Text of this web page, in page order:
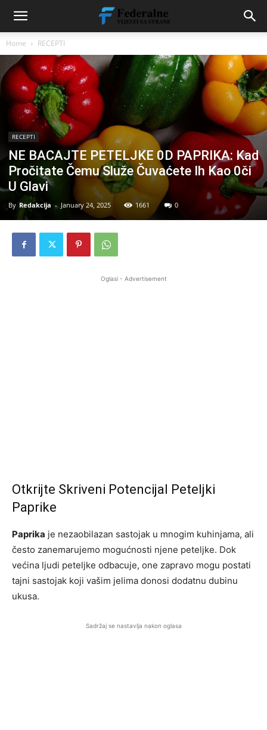
Home RECEPTI
RECEPTI
NE BACAJTE PETELJKE 0D PAPRIKA: Kad
Pročitate Čemu Služe Čuvaćete Ih Kao 0či
U Glavi
By Redakcija - January 24, 2025 1661 0
Oglasi - Advertisement
Otkrijte Skriveni Potencijal Peteljki
Paprike
Paprika je nezaobilazan sastojak u mnogim kuhinjama, ali
često zanemarujemo mogućnosti njene peteljke. Dok
većina ljudi peteljke odbacuje, one zapravo mogu postati
tajni sastojak koji vašim jelima donosi dodatnu dubinu
ukusa.
Sadržaj se nastavlja nakon oglasa